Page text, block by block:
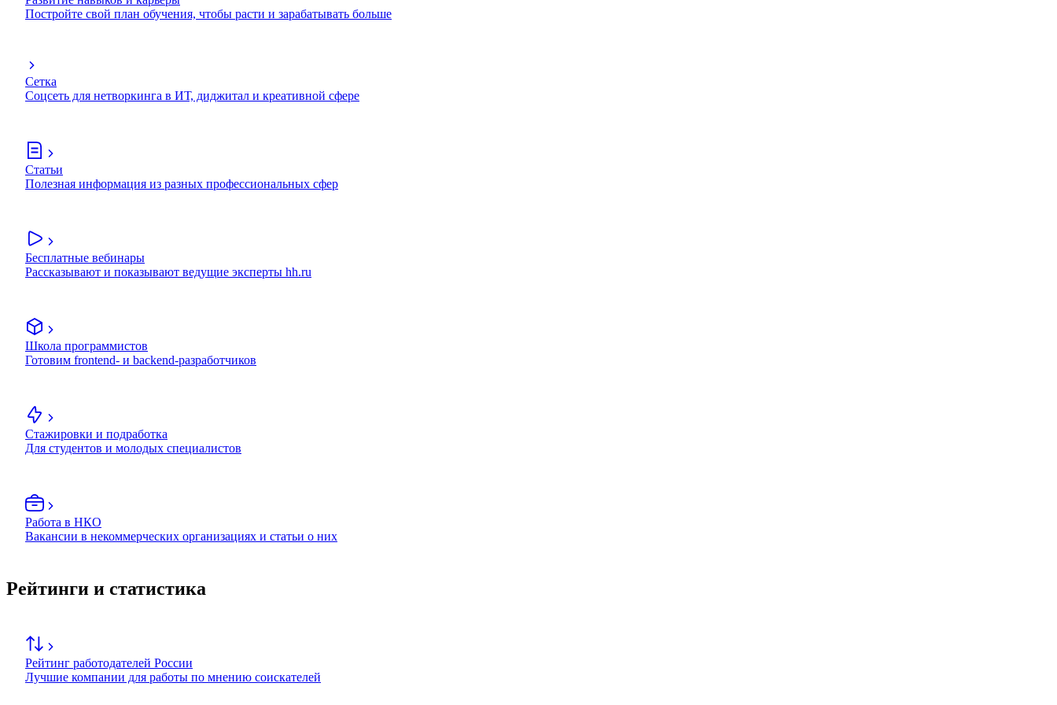
Постройте свой план обучения, чтобы расти и зарабатывать больше
Сетка
Соцсеть для нетворкинга в ИТ, диджитал и креативной сфере
Статьи
Полезная информация из разных профессиональных сфер
Бесплатные вебинары
Рассказывают и показывают ведущие эксперты hh.ru
Школа программистов
Готовим frontend- и backend-разработчиков
Стажировки и подработка
Для студентов и молодых специалистов
Работа в НКО
Вакансии в некоммерческих организациях и статьи о них
Рейтинги и статистика
Рейтинг работодателей России
Лучшие компании для работы по мнению соискателей